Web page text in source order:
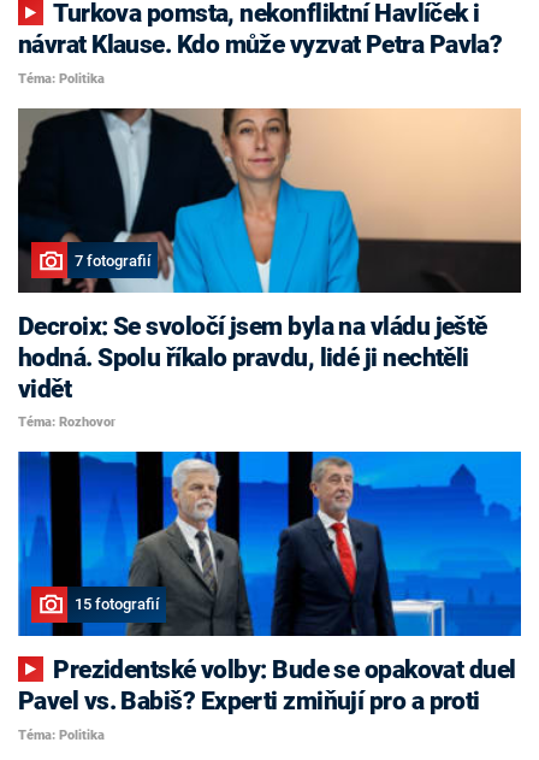
Turkova pomsta, nekonfliktní Havlíček i
návrat Klause. Kdo může vyzvat Petra Pavla?
Téma: Politika
7 fotografií
Decroix: Se svoločí jsem byla na vládu ještě
hodná. Spolu říkalo pravdu, lidé ji nechtěli
vidět
Téma: Rozhovor
15 fotografií
Pavel vs. Babiš? Experti zmiňují pro a proti
Téma: Politika